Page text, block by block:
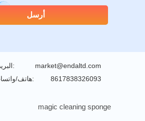
البريد:
market@endaltd.com
هاتف/واتساب:
8617838326093
magic cleaning sponge